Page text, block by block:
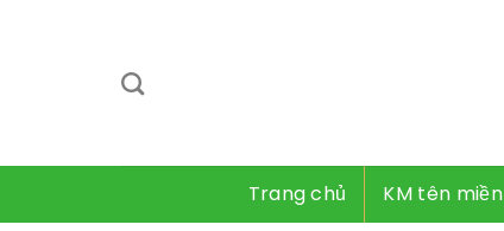
Trang chủ KM tên miền